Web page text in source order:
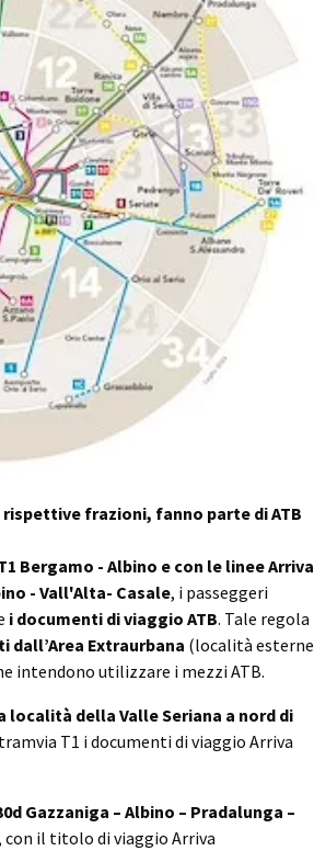
frazioni, fanno parte di ATB
Bergamo - Albino e con le linee Arriva
- Vall'Alta- Casale, i passeggeri
i documenti di viaggio ATB. Tale regola
dall’Area Extraurbana (località esterne
intendono utilizzare i mezzi ATB.
della Valle Seriana a nord di
T1 i documenti di viaggio Arriva
Gazzaniga – Albino – Pradalunga –
con il titolo di viaggio Arriva